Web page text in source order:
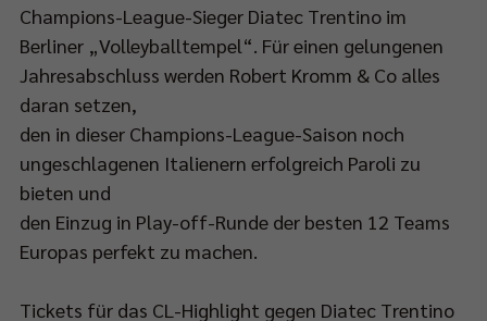
Champions-League-Sieger Diatec Trentino im
Berliner „Volleyballtempel“. Für einen gelungenen
Jahresabschluss werden Robert Kromm & Co alles
daran setzen,
den in dieser Champions-League-Saison noch
ungeschlagenen Italienern erfolgreich Paroli zu
bieten und
den Einzug in Play-off-Runde der besten 12 Teams
Europas perfekt zu machen.
Tickets für das CL-Highlight gegen Diatec Trentino